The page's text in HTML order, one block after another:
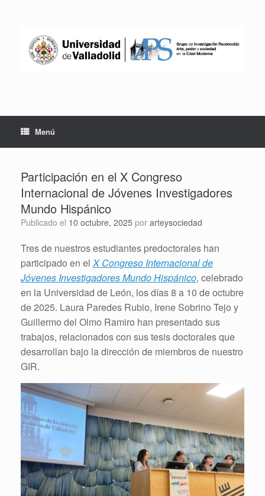
Menú
Participación en el X Congreso
Internacional de Jóvenes Investigadores
Mundo Hispánico
Publicado el 10 octubre, 2025 por arteysociedad
Tres de nuestros estudiantes predoctorales han
participado en elX Congreso Internacional de
Jóvenes Investigadores Mundo Hispánico, celebrado
en la Universidad de León, los días 8 a 10 de octubre
de 2025. Laura Paredes Rubio, Irene Sobrino Tejo y
Guillermo del Olmo Ramiro han presentado sus
trabajos, relacionados con sus tesis doctorales que
desarrollan bajo la dirección de miembros de nuestro
GIR.